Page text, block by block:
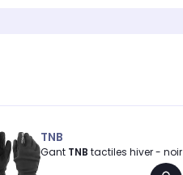
TNB
Gant TNB tactiles hiver - noir